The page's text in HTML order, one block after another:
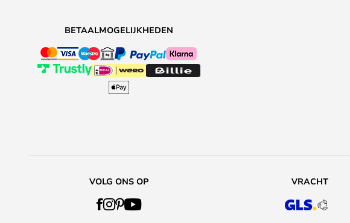
BETAALMOGELIJKHEDEN
VOLG ONS OP VRACHT